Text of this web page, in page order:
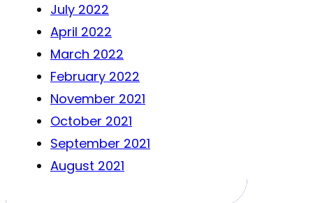
July 2022
April 2022
March 2022
February 2022
November 2021
October 2021
September 2021
August 2021